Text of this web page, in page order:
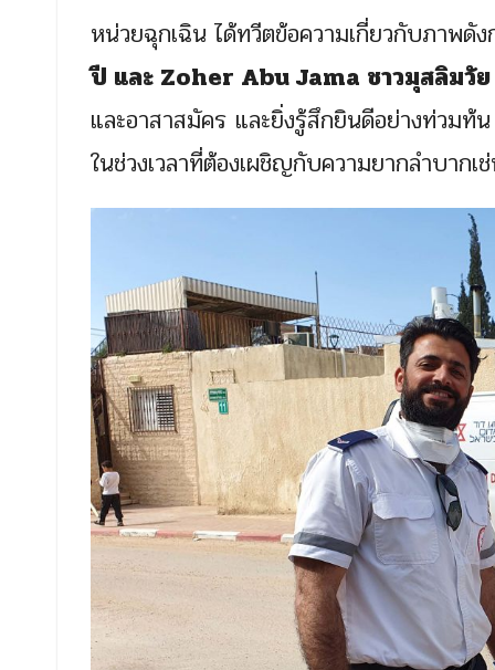
หน่วยฉุกเฉิน ได้ทวีตข้อความเกี่ยวกับภาพดั
ปี และ Zoher Abu Jama ชาวมุสลิมวั
และอาสาสมัคร และยิ่งรู้สึกยินดีอย่างท่วม
ในช่วงเวลาที่ต้องเผชิญกับความยากลำบากเ